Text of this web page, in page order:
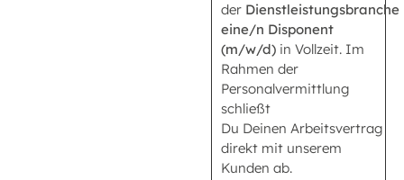
der Dienstleistungsbranche
eine/n Disponent
(m/w/d) in Vollzeit. Im
Rahmen der
Personalvermittlung
schließt
Du Deinen Arbeitsvertrag
direkt mit unserem
Kunden ab.